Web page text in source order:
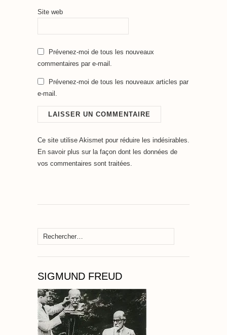
Site web
Prévenez-moi de tous les nouveaux
commentaires par e-mail.
Prévenez-moi de tous les nouveaux articles par
e-mail.
Ce site utilise Akismet pour réduire les indésirables.
En savoir plus sur la façon dont les données de
vos commentaires sont traitées.
Rechercher :
SIGMUND FREUD